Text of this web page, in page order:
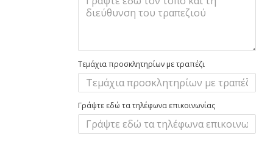
Τεμάχια προσκλητηρίων με τραπέζι
Γράψτε εδώ τα τηλέφωνα επικοινωνίας